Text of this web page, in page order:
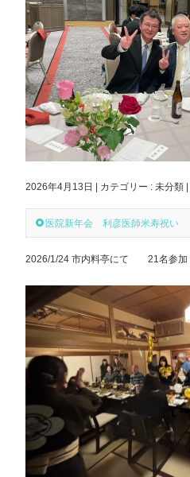
2026年4月13日 カテゴリー : 未分類
医院新年会 利彦医師米寿祝い
2026/1/24 市内料亭にて 21名参加